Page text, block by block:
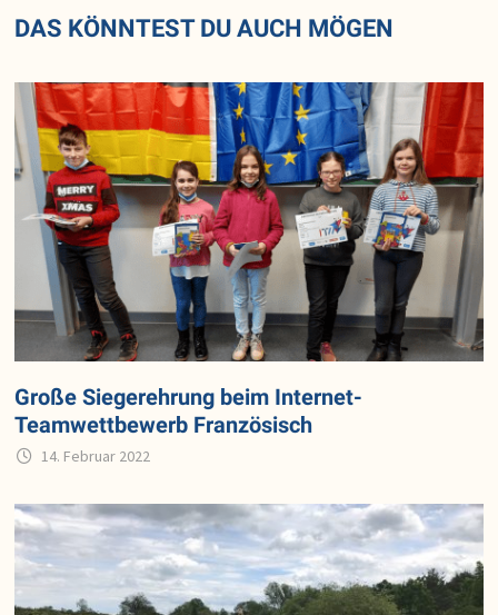
DAS KÖNNTEST DU AUCH MÖGEN
Große Siegerehrung beim Internet-
Teamwettbewerb Französisch
14. Februar 2022